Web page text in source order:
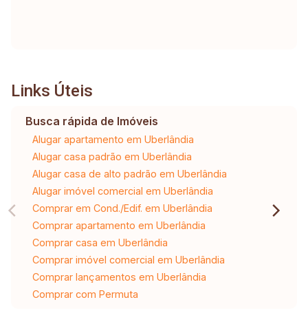
Links Úteis
Busca rápida de Imóveis
Alugar apartamento em Uberlândia
Alugar casa padrão em Uberlândia
Alugar casa de alto padrão em Uberlândia
Alugar imóvel comercial em Uberlândia
Comprar em Cond./Edif. em Uberlândia
Comprar apartamento em Uberlândia
Comprar casa em Uberlândia
Comprar imóvel comercial em Uberlândia
Comprar lançamentos em Uberlândia
Comprar com Permuta